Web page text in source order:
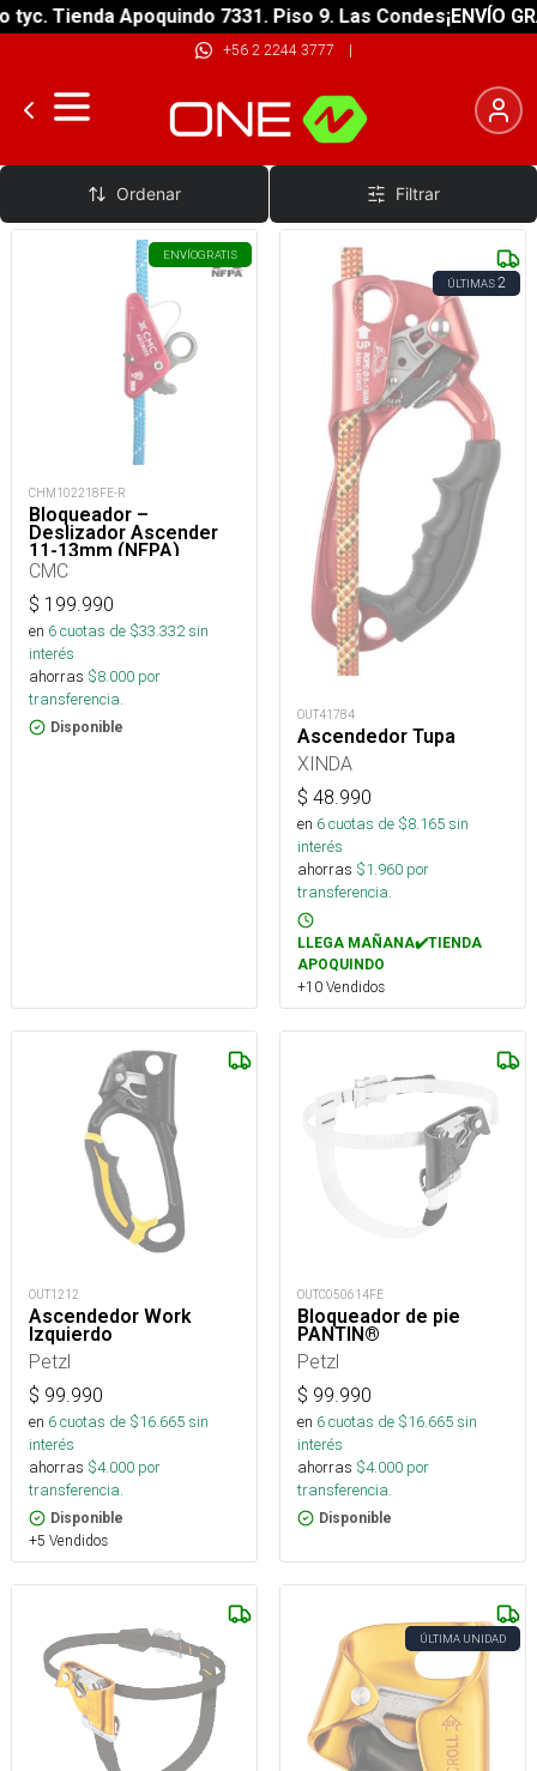
Tienda Apoquindo 7331. Piso 9. Las Condes¡ENVÍO
+56 2 2244 3777 |
Bloqueadores
Ordenar Filtrar
ENVÍOGRATIS
CHM102218FE-R
Bloqueador –
Deslizador Ascender
11-13mm (NFPA)
CMC
$ 199.990
en 6cuotas de $33.332sin
interés
ahorras $8.000 por
transferencia.
Disponible
ÚLTIMAS2
OUT41784
Ascendedor Tupa
XINDA
$ 48.990
en 6cuotas de $8.165sin
interés
ahorras $1.960 por
transferencia.
LLEGA MAÑANA✔️TIENDA
APOQUINDO
+10 Vendidos
OUT1212
Ascendedor Work
Izquierdo
Petzl
$ 99.990
en 6cuotas de $16.665sin
interés
ahorras $4.000 por
transferencia.
Disponible
+5 Vendidos
OUTC050614FE
Bloqueador de pie
PANTIN®
Petzl
$ 99.990
en 6cuotas de $16.665sin
interés
ahorras $4.000 por
transferencia.
Disponible
ÚLTIMA UNIDAD